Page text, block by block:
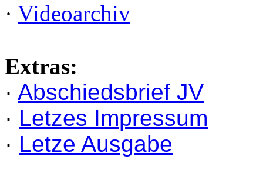
· Videoarchiv
Extras:
· Abschiedsbrief JV
· Letzes Impressum
· Letze Ausgabe